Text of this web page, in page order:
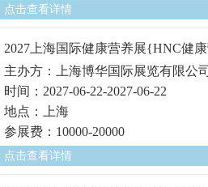
点击查看详情
2027上海国际健康营养展{HNC健
主办方：上海博华国际展览有限公司
时间：2027-06-22-2027-06-22
地点：上海
参展费：10000-20000
点击查看详情